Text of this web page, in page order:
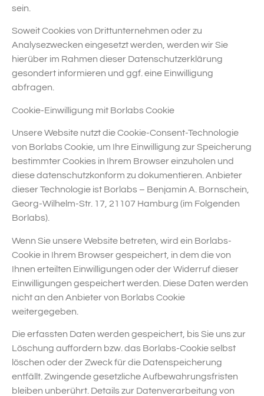
sein.
Soweit Cookies von Drittunternehmen oder zu
Analysezwecken eingesetzt werden, werden wir Sie
hierüber im Rahmen dieser Datenschutzerklärung
gesondert informieren und ggf. eine Einwilligung
abfragen.
Cookie-Einwilligung mit Borlabs Cookie
Unsere Website nutzt die Cookie-Consent-Technologie
von Borlabs Cookie, um Ihre Einwilligung zur Speicherung
bestimmter Cookies in Ihrem Browser einzuholen und
diese datenschutzkonform zu dokumentieren. Anbieter
dieser Technologie ist Borlabs – Benjamin A. Bornschein,
Georg-Wilhelm-Str. 17, 21107 Hamburg (im Folgenden
Borlabs).
Wenn Sie unsere Website betreten, wird ein Borlabs-
Cookie in Ihrem Browser gespeichert, in dem die von
Ihnen erteilten Einwilligungen oder der Widerruf dieser
Einwilligungen gespeichert werden. Diese Daten werden
nicht an den Anbieter von Borlabs Cookie
weitergegeben.
Die erfassten Daten werden gespeichert, bis Sie uns zur
Löschung auffordern bzw. das Borlabs-Cookie selbst
löschen oder der Zweck für die Datenspeicherung
entfällt. Zwingende gesetzliche Aufbewahrungsfristen
bleiben unberührt. Details zur Datenverarbeitung von